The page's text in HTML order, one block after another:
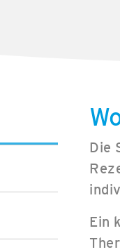
Die
Ein